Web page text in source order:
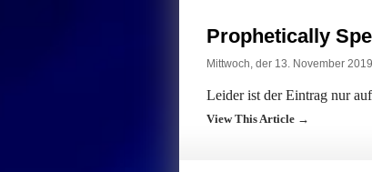
Prophetically
Mittwoch, der 13. November
Leider ist der Eintrag nur
View This Article →